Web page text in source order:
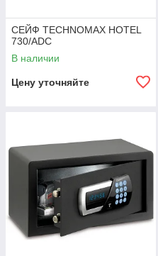
СЕЙФ TECHNOMAX HOTEL
730/ADC
В наличии
Цену уточняйте